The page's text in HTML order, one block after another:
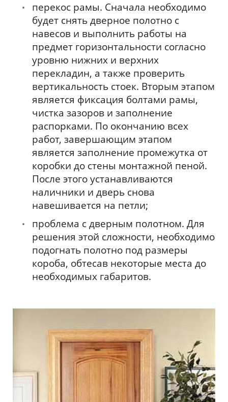
перекос рамы. Сначала необходимо
будет снять дверное полотно с
навесов и выполнить работы на
предмет горизонтальности согласно
уровню нижних и верхних
перекладин, а также проверить
вертикальность стоек. Вторым этапом
является фиксация болтами рамы,
чистка зазоров и заполнение
распорками. По окончанию всех
работ, завершающим этапом
является заполнение промежутка от
коробки до стены монтажной пеной.
После этого устанавливаются
наличники и дверь снова
навешивается на петли;
проблема с дверным полотном. Для
решения этой сложности, необходимо
подогнать полотно под размеры
короба, обтесав некоторые места до
необходимых габаритов.